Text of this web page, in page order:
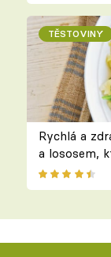
TĚSTOVINY
Rychlá a
a lososem,